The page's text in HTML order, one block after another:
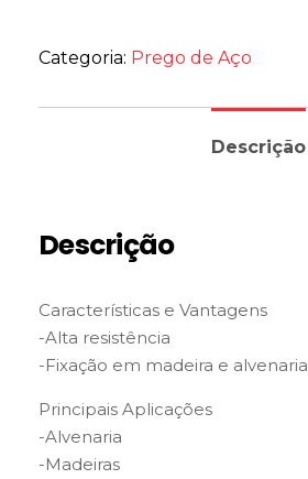
Categoria: Prego de Aço
Descrição
Descrição
Características e Vantagens
-Alta resistência
-Fixação em madeira e alvenaria
Principais Aplicações
-Alvenaria
-Madeiras